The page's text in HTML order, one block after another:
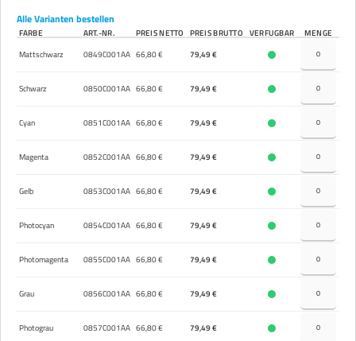
Alle Varianten bestellen
FARBE ART.-NR. PREIS NETTO PREIS BRUTTO VERFÜGBAR
MENGE
Mattschwarz
0849C001AA 66,80 € 79,49 €
Schwarz 0850C001AA 66,80 € 79,49 €
Cyan 0851C001AA 66,80 € 79,49 €
Magenta 0852C001AA 66,80 € 79,49 €
Gelb 0853C001AA 66,80 € 79,49 €
Photocyan 0854C001AA 66,80 € 79,49 €
Photomagenta 0855C001AA 66,80 € 79,49 €
Grau 0856C001AA 66,80 € 79,49 €
Photograu 0857C001AA 66,80 € 79,49 €